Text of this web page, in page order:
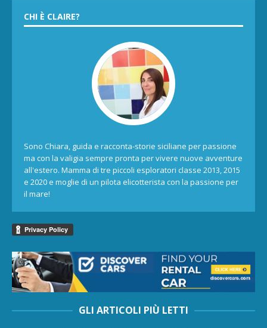
CHI È CLAIRE?
Sono Chiara, guida e racconta-storie siciliane per passione
ma con la valigia sempre pronta per vivere nuove avventure
all'estero. Mamma di tre piccoli esploratori classe 2013, 2015
e 2020 e moglie di un pilota elicotterista con la passione per
il mare!
GLI ARTICOLI PIÙ LETTI